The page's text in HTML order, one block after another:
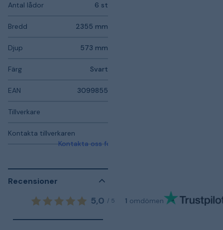
Antal lådor 6 st
Bredd 2355 mm
Djup 573 mm
Färg Svart
EAN 3099855
Tillverkare
Kontakta tillverkaren
Kontakta oss för mer information
Recensioner
5,0 / 5 1 omdömen